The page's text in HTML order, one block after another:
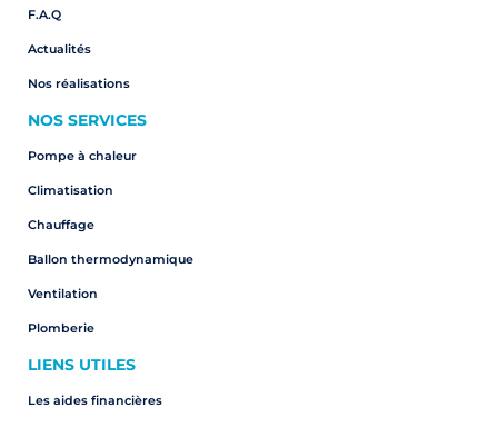
F.A.Q
Actualités
Nos réalisations
NOS SERVICES
Pompe à chaleur
Climatisation
Chauffage
Ballon thermodynamique
Ventilation
Plomberie
LIENS UTILES
Les aides financières